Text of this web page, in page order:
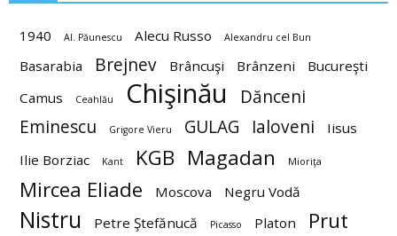
1940 Al. Păunescu Alecu Russo Alexandru cel Bun
Basarabia Brejnev Brâncuşi Brânzeni
Bucureşti
Camus
Ceahlău Chişinău
Dănceni
Eminescu
Grigore Vieru GULAG Ialoveni
Iisus
Ilie Borziac
Kant KGB Magadan Mioriţa
Mircea Eliade Moscova Negru Vodă
Nistru Petre Ştefănucă Picasso Platon Prut